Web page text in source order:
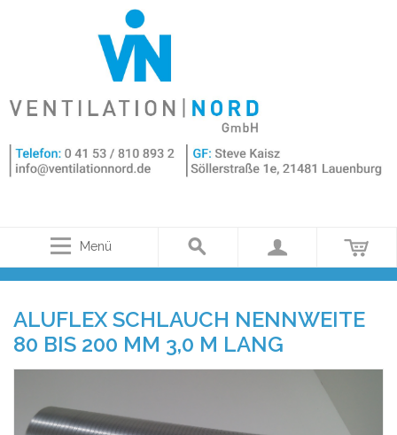
Menü
ALUFLEX SCHLAUCH NENNWEITE
80 BIS 200 MM 3,0 M LANG